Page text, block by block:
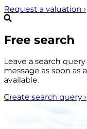
Request a valuation ›
Free search
Leave a search
message as soon as
available.
Create search query ›